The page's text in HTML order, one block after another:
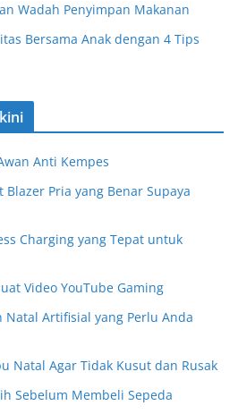
Wadah Penyimpan Makanan
Bersama Anak dengan 4 Tips
Anti Kempes
Blazer Pria yang Benar Supaya
Charging yang Tepat untuk
Video YouTube Gaming
Natal Artifisial yang Perlu Anda
Natal Agar Tidak Kusut dan Rusak
Sebelum Membeli Sepeda